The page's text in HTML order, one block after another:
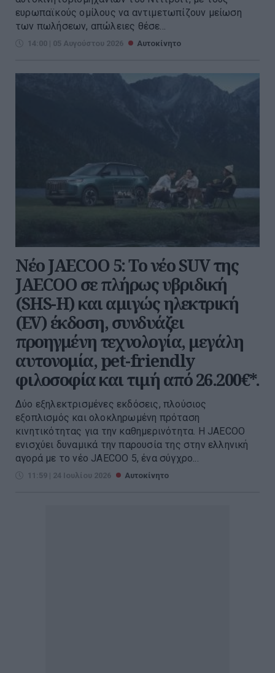
ευρωπαϊκούς ομίλους να αντιμετωπίζουν μείωση
των πωλήσεων, απώλειες θέσε...
14:00 | 05 Αυγούστου 2026 Αυτοκίνητο
Νέο JAECOO 5: Το νέο SUV της
JAECOO σε πλήρως υβριδική
(SHS-H) και αμιγώς ηλεκτρική
(EV) έκδοση, συνδυάζει
προηγμένη τεχνολογία, μεγάλη
αυτονομία, pet-friendly
φιλοσοφία και τιμή από 26.200€*.
Δύο εξηλεκτρισμένες εκδόσεις, πλούσιος
εξοπλισμός και ολοκληρωμένη πρόταση
κινητικότητας για την καθημερινότητα. Η JAECOO
ενισχύει δυναμικά την παρουσία της στην ελληνική
αγορά με το νέο JAECOO 5, ένα σύγχρο...
11:59 | 24 Ιουλίου 2026 Αυτοκίνητο